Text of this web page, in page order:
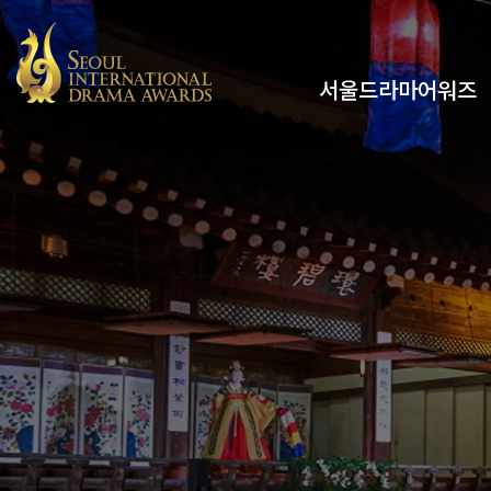
서울드라마어워즈
유튜브
인스타그램
x
페이스북